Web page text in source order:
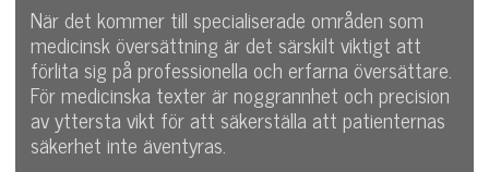
När det kommer till specialiserade områden som
medicinsk översättning är det särskilt viktigt att
förlita sig på professionella och erfarna översättare.
För medicinska texter är noggrannhet och precision
av yttersta vikt för att säkerställa att patienternas
säkerhet inte äventyras.